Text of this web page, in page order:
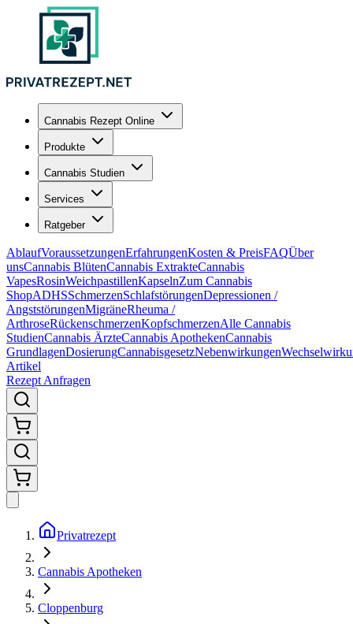
Cannabis Rezept Online
Produkte
Cannabis Studien
Services
Ratgeber
AblaufVoraussetzungenErfahrungenKosten & PreisFAQÜber
unsCannabis BlütenCannabis ExtrakteCannabis
VapesRosinWeichpastillenKapselnZum Cannabis
ShopADHSSchmerzenSchlafstörungenDepressionen /
AngststörungenMigräneRheuma /
ArthroseRückenschmerzenKopfschmerzenAlle Cannabis
StudienCannabis ÄrzteCannabis ApothekenCannabis
GrundlagenDosierungCannabisgesetzNebenwirkungen
Artikel
Rezept Anfragen
Privatrezept
Cannabis Apotheken
Cloppenburg